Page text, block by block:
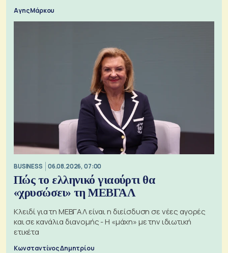
Αγης Μάρκου
BUSINESS 06.08.2026, 07:00
Πώς το ελληνικό γιαούρτι θα
«χρυσώσει» τη ΜΕΒΓΑΛ
Κλειδί για τη ΜΕΒΓΑΛ είναι η διείσδυση σε νέες αγορές
και σε κανάλια διανομής - Η «μάχη» με την ιδιωτική
ετικέτα
Κωνσταντίνος Δημητρίου